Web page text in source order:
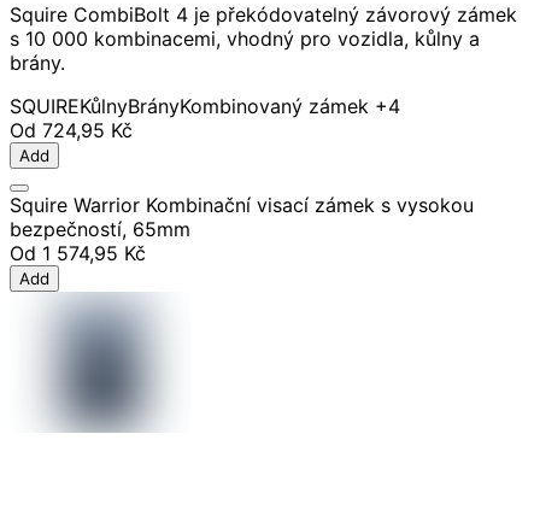
Squire CombiBolt 4 je překódovatelný závorový zámek
s 10 000 kombinacemi, vhodný pro vozidla, kůlny a
brány.
SQUIREKůlnyBrányKombinovaný zámek +4
Od 724,95 Kč
Add
Squire Warrior Kombinační visací zámek s vysokou
bezpečností, 65mm
Od 1 574,95 Kč
Add